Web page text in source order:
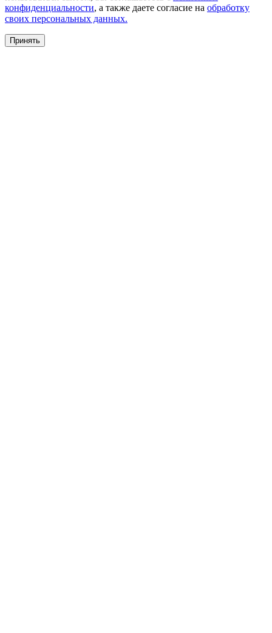
конфиденциальности, а также даете согласие на обработку
своих персональных данных.
Принять